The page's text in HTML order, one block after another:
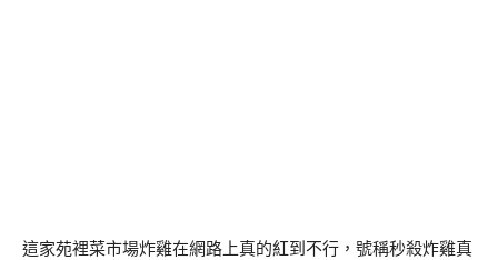
這家苑裡菜市場炸雞在網路上真的紅到不行，號稱秒殺炸雞真